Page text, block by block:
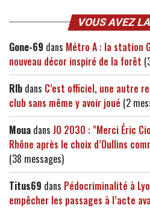
VOUS AVEZ
Gone-69 dans Métro A : la station
nouveau décor inspiré de la forêt
Rlb dans C’est officiel, une autre
club sans même y avoir joué (2
Moua dans JO 2030 : "Merci Éric
Rhône après le choix d’Oullins
(38 messages)
Titus69 dans Pédocriminalité à
empêcher les passages à l’acte